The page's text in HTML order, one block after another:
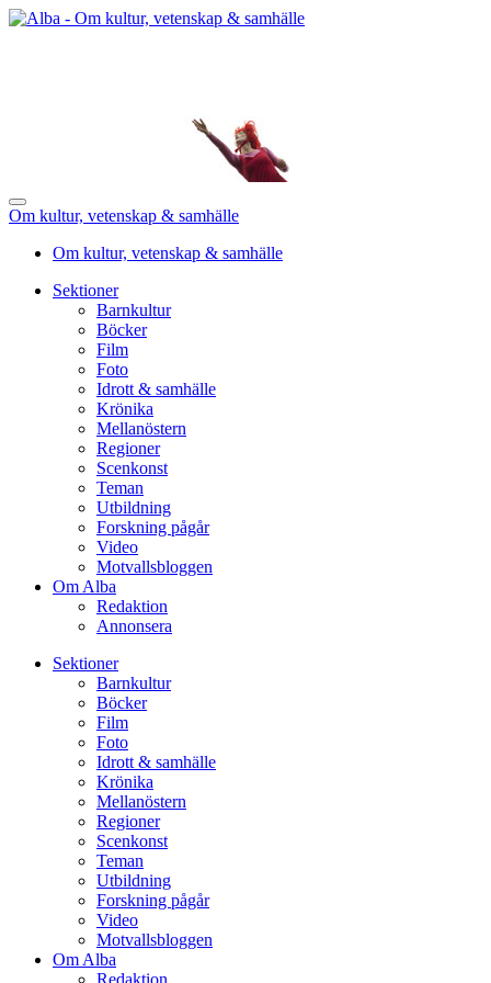
Om kultur, vetenskap & samhälle
Om kultur, vetenskap & samhälle
Sektioner
Barnkultur
Böcker
Film
Foto
Idrott & samhälle
Krönika
Mellanöstern
Regioner
Scenkonst
Teman
Utbildning
Forskning pågår
Video
Motvallsbloggen
Om Alba
Redaktion
Annonsera
Sektioner
Barnkultur
Böcker
Film
Foto
Idrott & samhälle
Krönika
Mellanöstern
Regioner
Scenkonst
Teman
Utbildning
Forskning pågår
Video
Motvallsbloggen
Om Alba
Redaktion